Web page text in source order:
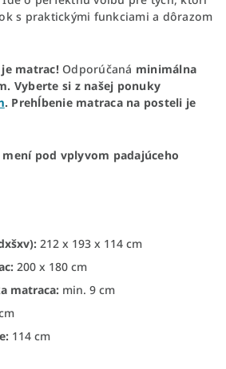
s praktickými funkciami a dôrazom
matrac!Odporúčaná minimálna
Vyberte si z našej ponuky
. Prehĺbenie matraca na posteli je
pod vplyvom padajúceho
212 x 193 x 114 cm
200 x 180 cm
matraca: min. 9 cm
114 cm